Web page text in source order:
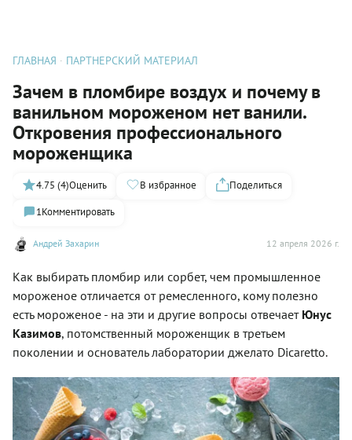
ГЛАВНАЯ ПАРТНЕРСКИЙ МАТЕРИАЛ
Зачем в пломбире воздух и почему в
ванильном мороженом нет ванили.
Откровения профессионального
мороженщика
Андрей Захарин 12 апреля 2026 г.
4.75 (4)Оценить В избранное
Поделиться
1Комментировать
Как выбирать пломбир или сорбет, чем промышленное
мороженое отличается от ремесленного, кому полезно
есть мороженое - на эти и другие вопросы отвечает Юнус
Казимов, потомственный мороженщик в третьем
поколении и основатель лаборатории джелато Dicaretto.